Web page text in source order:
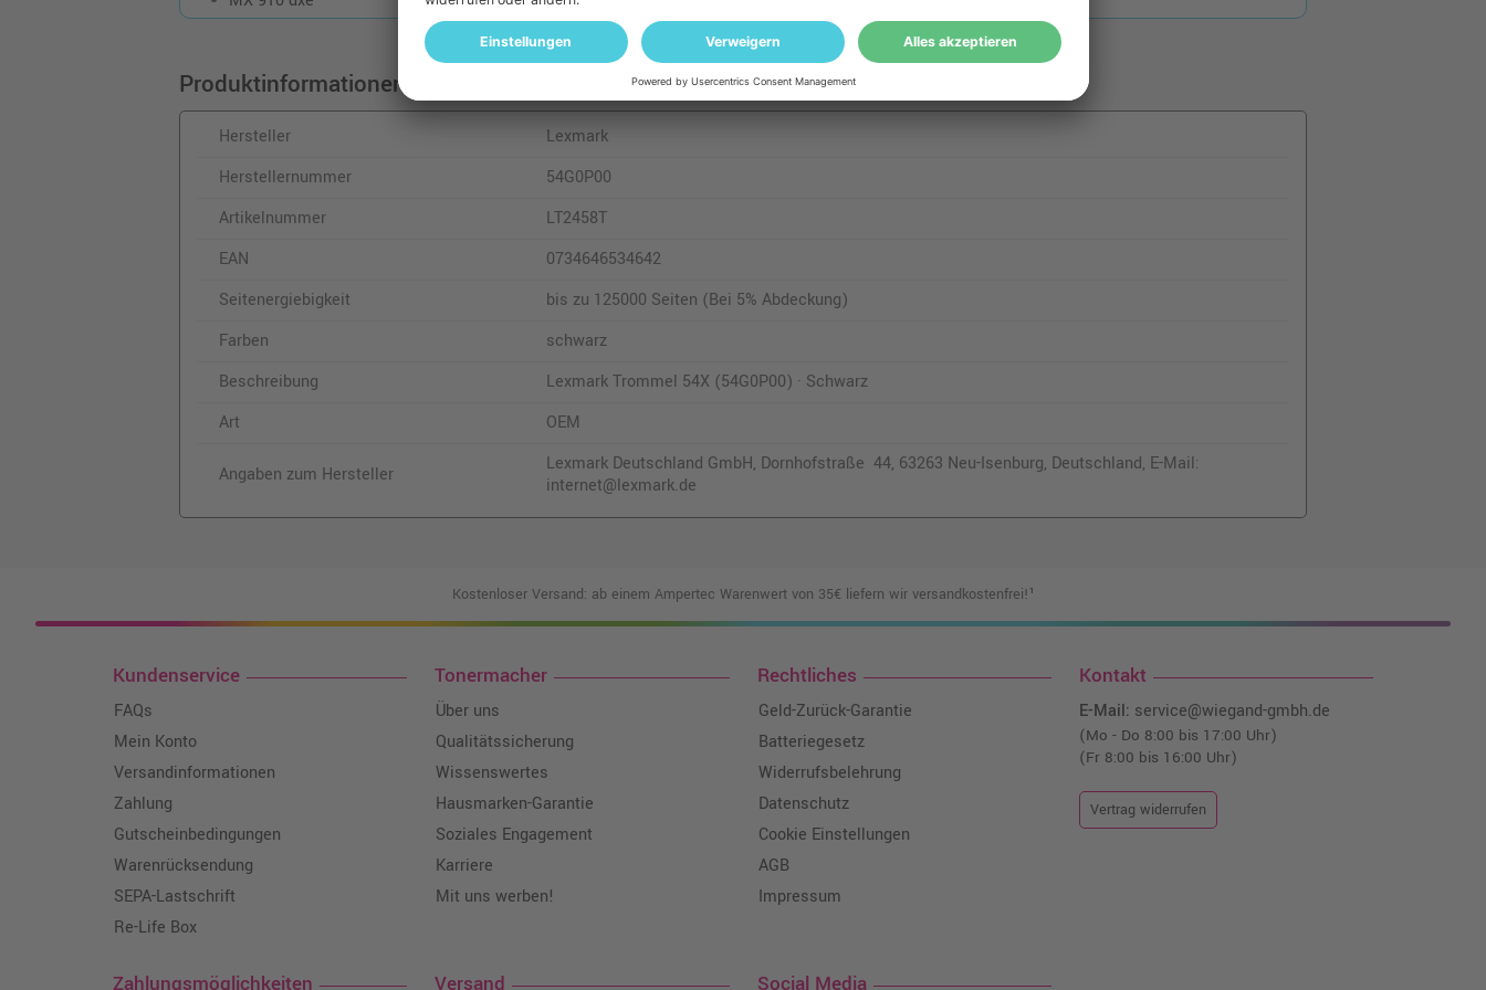
Produktinformationen
Hersteller
Lexmark
Herstellernummer
54G0P00
Artikelnummer
LT2458T
EAN
0734646534642
Seitenergiebigkeit
bis zu 125000 Seiten (Bei 5% Abdeckung)
Farben
schwarz
Beschreibung
Lexmark Trommel 54X (54G0P00) · Schwarz
Art
OEM
Angaben zum Hersteller
Lexmark Deutschland GmbH, Dornhofstraße 44, 63263 Neu-Isenburg, Deutschland, E-Mail:
internet@lexmark.de
Kostenloser Versand: ab einem Ampertec Warenwert von 35€ liefern wir versandkostenfrei!¹
Kundenservice
FAQs
Mein Konto
Versandinformationen
Zahlung
Gutscheinbedingungen
Warenrücksendung
SEPA-Lastschrift
Re-Life Box
Tonermacher
Über uns
Qualitätssicherung
Wissenswertes
Hausmarken-Garantie
Soziales Engagement
Karriere
Mit uns werben!
Rechtliches
Geld-Zurück-Garantie
Batteriegesetz
Widerrufsbelehrung
Datenschutz
Cookie Einstellungen
AGB
Impressum
Kontakt
E-Mail: service@wiegand-gmbh.de
(Mo - Do 8:00 bis 17:00 Uhr)
(Fr 8:00 bis 16:00 Uhr)
Vertrag widerrufen
Zahlungsmöglichkeiten Versand Social Media